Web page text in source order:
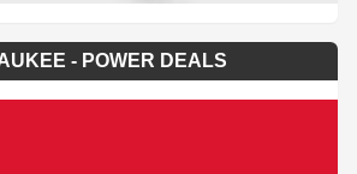
- POWER DEALS